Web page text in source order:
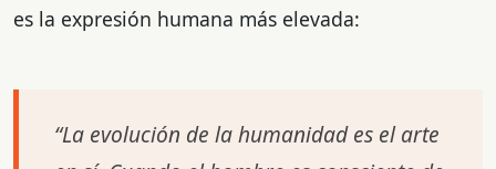
es la expresión humana más elevada:
“La evolución de la humanidad es el arte